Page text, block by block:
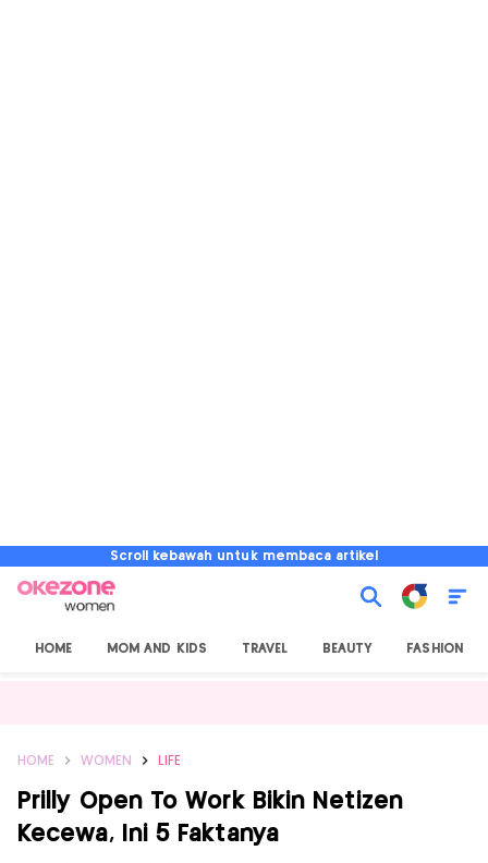
Scroll kebawah untuk membaca artikel
HOME MOM AND KIDS TRAVEL BEAUTY FASHION
HOME WOMEN LIFE
Prilly Open To Work Bikin Netizen
Kecewa, Ini 5 Faktanya